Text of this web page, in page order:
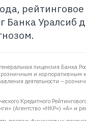
Уралсиб
лицензия Банка
розничным и корпоративным
деятельности –
Кредитного
(Агентство «НКР») «А» и